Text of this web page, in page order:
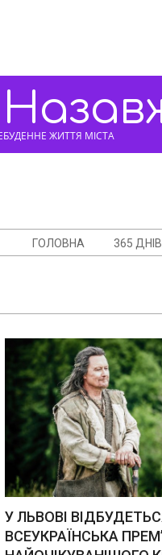
ЖИТТЯ МІСТА
ГОЛОВНА 365
У ЛЬВОВІ
ВСЕУКРАЇНСЬКА